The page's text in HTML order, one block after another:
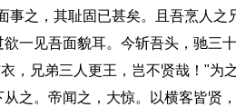
之，其耻固已甚矣。且吾烹人之
一见吾面貌耳。今斩吾头，驰三
，兄弟三人更王，岂不贤哉！"为
之。帝闻之，大惊。以横客皆贤